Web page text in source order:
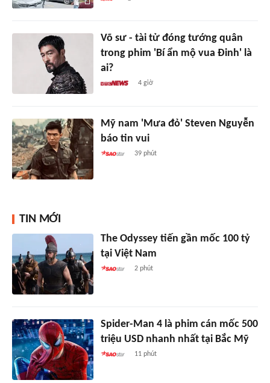
Võ sư - tài tử đóng tướng quân
trong phim 'Bí ẩn mộ vua Đinh' là
ai?
4 giờ
Mỹ nam 'Mưa đỏ' Steven Nguyễn
báo tin vui
39 phút
TIN MỚI
The Odyssey tiến gần mốc 100 tỷ
tại Việt Nam
2 phút
Spider-Man 4 là phim cán mốc 500
triệu USD nhanh nhất tại Bắc Mỹ
11 phút